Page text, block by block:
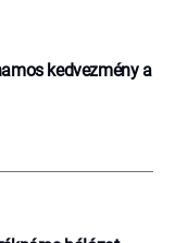
kedvezmény a